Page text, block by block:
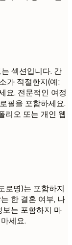
섹션입니다. 간
가 적절한지(예:
요. 전문적인 여정
필을 포함하세요.
리오 또는 개인 웹
로명)는 포함하지
한 결혼 여부, 나
보는 포함하지 마
세요.